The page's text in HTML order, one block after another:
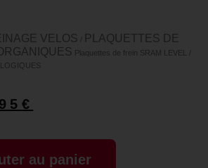
VELOS
PLAQUETTES DE
Plaquettes de frein SRAM LEVEL /
€
au panier